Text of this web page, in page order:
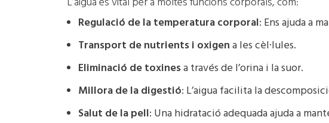
Regulació de la temperatura corporal: Ens ajuda a
Transport de nutrients i oxigena les cèl·lules.
Eliminació de toxinesa través de l’orina i la suor.
Millora de la digestió: L’aigua facilita la
Salut de la pell: Una hidratació adequada ajuda a